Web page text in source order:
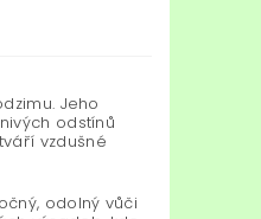
Jeho
odstínů
vzdušné
odolný vůči